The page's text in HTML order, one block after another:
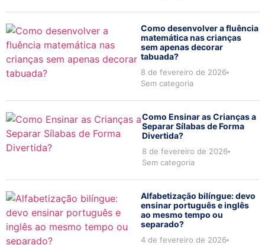
Como desenvolver a fluência
matemática nas crianças
sem apenas decorar
tabuada?
8 de fevereiro de 2026
Sem categoria
Como Ensinar as Crianças a
Separar Sílabas de Forma
Divertida?
8 de fevereiro de 2026
Sem categoria
Alfabetização bilíngue: devo
ensinar português e inglês
ao mesmo tempo ou
separado?
4 de fevereiro de 2026